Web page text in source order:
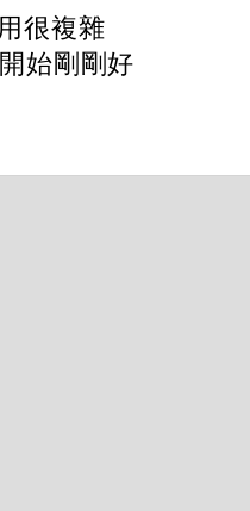
很複雜
開始剛剛好